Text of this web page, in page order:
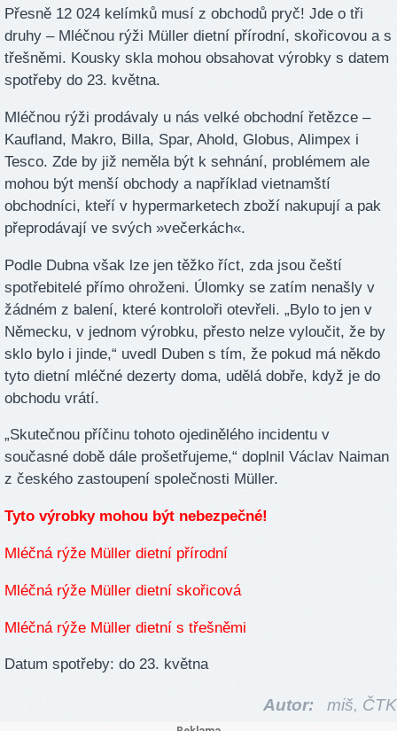
Přesně 12 024 kelímků musí z obchodů pryč! Jde o tři
druhy – Mléčnou rýži Müller dietní přírodní, skořicovou a s
třešněmi. Kousky skla mohou obsahovat výrobky s datem
spotřeby do 23. května.
Mléčnou rýži prodávaly u nás velké obchodní řetězce –
Kaufland, Makro, Billa, Spar, Ahold, Globus, Alimpex i
Tesco. Zde by již neměla být k sehnání, problémem ale
mohou být menší obchody a například vietnamští
obchodníci, kteří v hypermarketech zboží nakupují a pak
přeprodávají ve svých »večerkách«.
Podle Dubna však lze jen těžko říct, zda jsou čeští
spotřebitelé přímo ohroženi. Úlomky se zatím nenašly v
žádném z balení, které kontroloři otevřeli. „Bylo to jen v
Německu, v jednom výrobku, přesto nelze vyloučit, že by
sklo bylo i jinde,“ uvedl Duben s tím, že pokud má někdo
tyto dietní mléčné dezerty doma, udělá dobře, když je do
obchodu vrátí.
„Skutečnou příčinu tohoto ojedinělého incidentu v
současné době dále prošetřujeme,“ doplnil Václav Naiman
z českého zastoupení společnosti Müller.
Tyto výrobky mohou být nebezpečné!
Mléčná rýže Müller dietní přírodní
Mléčná rýže Müller dietní skořicová
Mléčná rýže Müller dietní s třešněmi
Datum spotřeby: do 23. května
Autor: miš, ČTK